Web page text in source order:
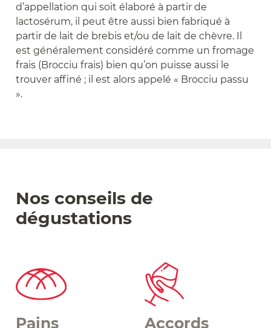
d’appellation qui soit élaboré à partir de
lactosérum, il peut être aussi bien fabriqué à
partir de lait de brebis et/ou de lait de chèvre. Il
est généralement considéré comme un fromage
frais (Brocciu frais) bien qu’on puisse aussi le
trouver affiné ; il est alors appelé « Brocciu passu
».
Nos conseils de
dégustations
Pains
Accords